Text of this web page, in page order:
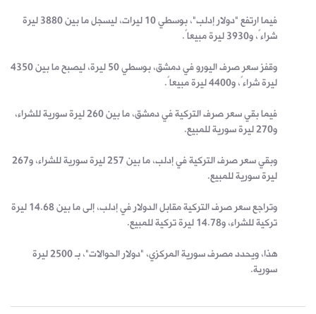
فيما ارتفع "دولار إدلب"، بوسطي 10 ليرات، ليسجل ما بين 3880 ليرة
شراءً، و3930 ليرة مبيعاً.
وقفز سعر صرف اليورو في دمشق، بوسطي 50 ليرة، ليصبح ما بين 4350
ليرة شراءً، و4400 ليرة مبيعاً.
فيما بقي سعر صرف التركية في دمشق، ما بين 260 ليرة سورية للشراء،
و270 ليرة سورية للمبيع.
وبقي سعر صرف التركية في إدلب، ما بين 257 ليرة سورية للشراء، و267
ليرة سورية للمبيع.
وتراجع سعر صرف التركية مقابل الدولار في إدلب، إلى ما بين 14.68 ليرة
تركية للشراء، و14.78 ليرة تركية للمبيع.
هذا، ويحدد مصرف سورية المركزي، "دولار الحوالات"، بـ 2500 ليرة
سورية.